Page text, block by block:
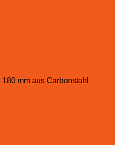
mm aus Carbonstahl